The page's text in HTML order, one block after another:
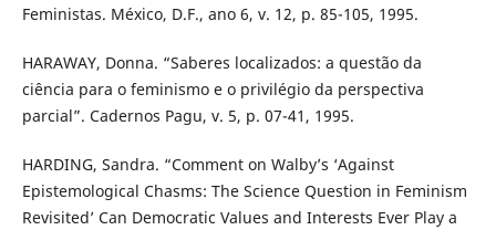
Feministas. México, D.F., ano 6, v. 12, p. 85-105, 1995.
HARAWAY, Donna. “Saberes localizados: a questão da
ciência para o feminismo e o privilégio da perspectiva
parcial”. Cadernos Pagu, v. 5, p. 07-41, 1995.
HARDING, Sandra. “Comment on Walby’s ‘Against
Epistemological Chasms: The Science Question in Feminism
Revisited’ Can Democratic Values and Interests Ever Play a